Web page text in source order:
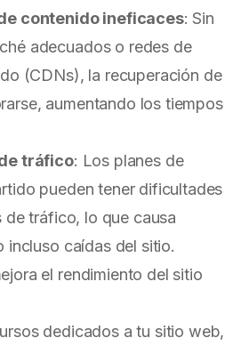
contenido ineficaces: Sin
adecuados o redes de
(CDNs), la recuperación de
aumentando los tiempos
tráfico: Los planes de
pueden tener dificultades
de tráfico, lo que causa
incluso caídas del sitio.
el rendimiento del sitio
dedicados a tu sitio web,